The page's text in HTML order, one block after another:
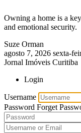
Owning a home is a
and emotional security.
Suze Orman
agosto 7, 2026 sexta-
Jornal Imóveis Curitiba
Login
Username
Password Forget